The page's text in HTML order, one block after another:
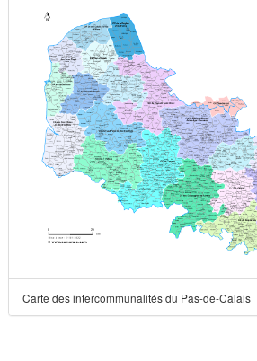
Carte des intercommunalités du Pas-de-Calais